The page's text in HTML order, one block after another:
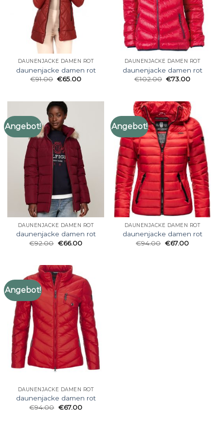
DAUNENJACKE DAMEN ROT
daunenjacke damen rot
€91.00 €65.00
DAUNENJACKE DAMEN ROT
daunenjacke damen rot
€102.00 €73.00
Angebot!
DAUNENJACKE DAMEN ROT
daunenjacke damen rot
€92.00 €66.00
Angebot!
DAUNENJACKE DAMEN ROT
daunenjacke damen rot
€94.00 €67.00
Angebot!
DAUNENJACKE DAMEN ROT
daunenjacke damen rot
€94.00 €67.00